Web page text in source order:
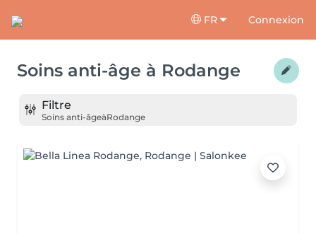
FR Connexion
Soins anti-âge à Rodange
Filtre
Soins anti-âgeàRodange